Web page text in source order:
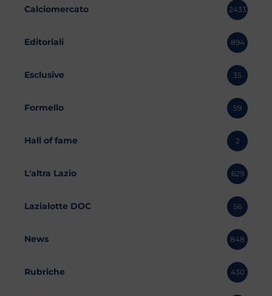
Calciomercato 2433
Editoriali 894
Esclusive 35
Formello 59
Hall of fame 2
L'altra Lazio 629
Lazialotte DOC 56
News 848
Rubriche 430